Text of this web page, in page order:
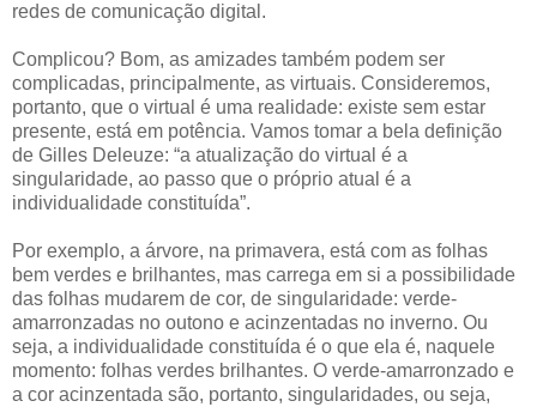
redes de comunicação digital.
Complicou? Bom, as amizades também podem ser
complicadas, principalmente, as virtuais. Consideremos,
portanto, que o virtual é uma realidade: existe sem estar
presente, está em potência. Vamos tomar a bela definição
de Gilles Deleuze: “a atualização do virtual é a
singularidade, ao passo que o próprio atual é a
individualidade constituída”.
Por exemplo, a árvore, na primavera, está com as folhas
bem verdes e brilhantes, mas carrega em si a possibilidade
das folhas mudarem de cor, de singularidade: verde-
amarronzadas no outono e acinzentadas no inverno. Ou
seja, a individualidade constituída é o que ela é, naquele
momento: folhas verdes brilhantes. O verde-amarronzado e
a cor acinzentada são, portanto, singularidades, ou seja,